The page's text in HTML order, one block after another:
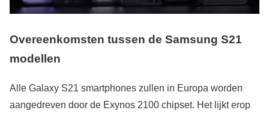
Overeenkomsten tussen de Samsung S21
modellen
Alle Galaxy S21 smartphones zullen in Europa worden
aangedreven door de Exynos 2100 chipset. Het lijkt erop